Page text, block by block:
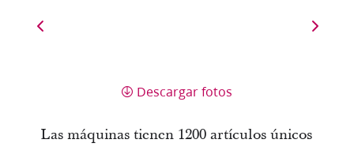
Descargar fotos
Las máquinas tienen 1200 artículos únicos